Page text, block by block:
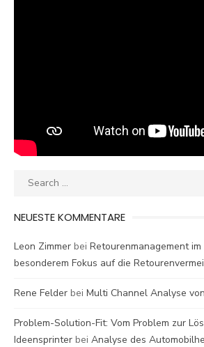
Search
NEUESTE KOMMENTARE
Leon Zimmer bei Retourenmanagement
besonderem Fokus auf die
Rene Felder bei Multi Channel Analyse
Problem-Solution-Fit: Vom Problem zur
Ideensprinter bei Analyse des